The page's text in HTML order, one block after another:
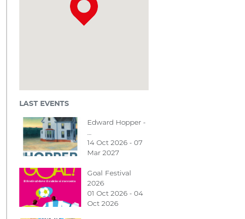
LAST EVENTS
Edward Hopper -
14 Oct 2026 - 07
Mar 2027
Goal Festival
2026
01 Oct 2026 - 04
Oct 2026